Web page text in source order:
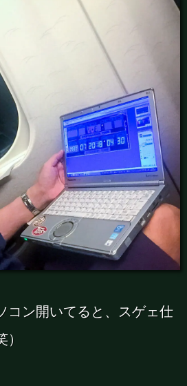
コン開いてると、スゲェ仕